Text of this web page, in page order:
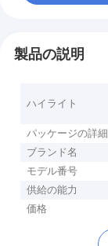
製品の説明
ハイライト
パッケージの詳細
ブランド名
モデル番号
供給の能力
価格